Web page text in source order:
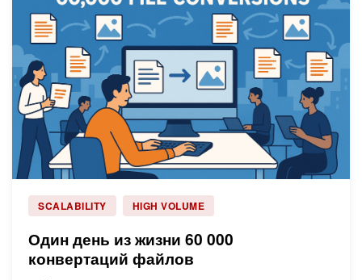
SCALABILITY HIGH VOLUME
Один день из жизни 60 000
конвертаций файлов